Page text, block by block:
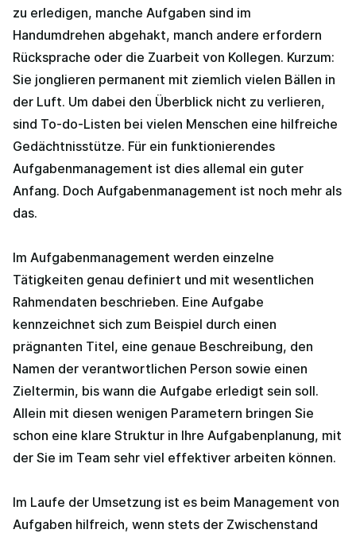
zu erledigen, manche Aufgaben sind im
Handumdrehen abgehakt, manch andere erfordern
Rücksprache oder die Zuarbeit von Kollegen. Kurzum:
Sie jonglieren permanent mit ziemlich vielen Bällen in
der Luft. Um dabei den Überblick nicht zu verlieren,
sind To-do-Listen bei vielen Menschen eine hilfreiche
Gedächtnisstütze. Für ein funktionierendes
Aufgabenmanagement ist dies allemal ein guter
Anfang. Doch Aufgabenmanagement ist noch mehr als
das.
Im Aufgabenmanagement werden einzelne
Tätigkeiten genau definiert und mit wesentlichen
Rahmendaten beschrieben. Eine Aufgabe
kennzeichnet sich zum Beispiel durch einen
prägnanten Titel, eine genaue Beschreibung, den
Namen der verantwortlichen Person sowie einen
Zieltermin, bis wann die Aufgabe erledigt sein soll.
Allein mit diesen wenigen Parametern bringen Sie
schon eine klare Struktur in Ihre Aufgabenplanung, mit
der Sie im Team sehr viel effektiver arbeiten können.
Im Laufe der Umsetzung ist es beim Management von
Aufgaben hilfreich, wenn stets der Zwischenstand